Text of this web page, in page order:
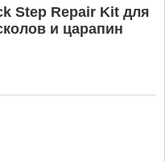
Step Repair Kit для
и царапин